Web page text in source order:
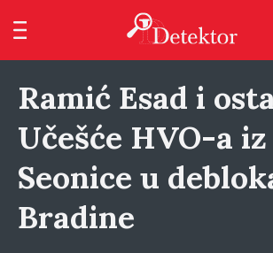
Ramić Esad i
Učešće HVO-a iz
Seonice u
Bradine